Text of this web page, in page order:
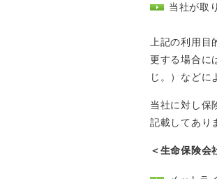
当社が取
上記の利用
更する場合に
じ。）などに
当社に対し保
記載してあり
＜生命保険会